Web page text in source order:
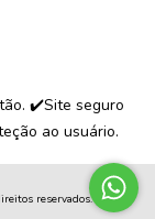
✔️Site seguro
ao usuário.
reservados.